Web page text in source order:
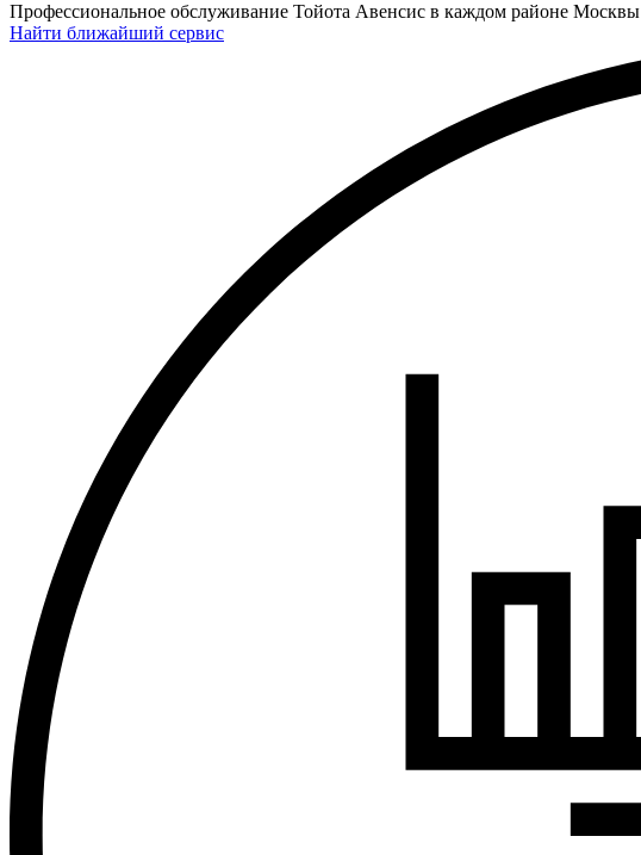
Профессиональное обслуживание Тойота Авенсис в каждом районе Москвы
Найти ближайший сервис